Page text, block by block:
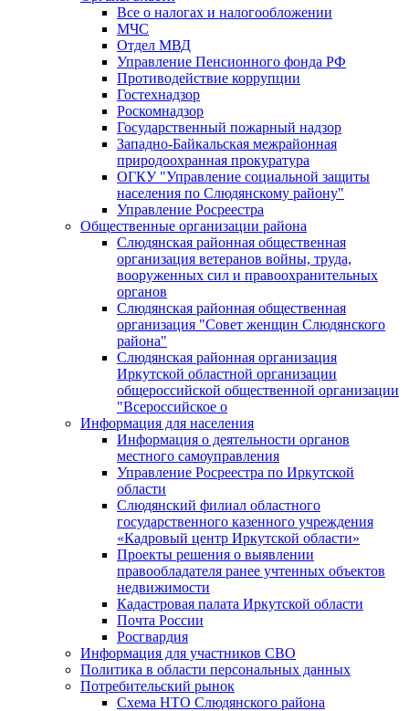
Все о налогах и налогообложении
МЧС
Отдел МВД
Управление Пенсионного фонда РФ
Противодействие коррупции
Гостехнадзор
Роскомнадзор
Государственный пожарный надзор
Западно-Байкальская межрайонная
природоохранная прокуратура
ОГКУ "Управление социальной защиты
населения по Слюдянскому району"
Управление Росреестра
Общественные организации района
Слюдянская районная общественная
организация ветеранов войны, труда,
вооруженных сил и правоохранительных
органов
Слюдянская районная общественная
организация "Совет женщин Слюдянского
района"
Слюдянская районная организация
Иркутской областной организации
общероссийской общественной организации
"Всероссийское о
Информация для населения
Информация о деятельности органов
местного самоуправления
Управление Росреестра по Иркутской
области
Слюдянский филиал областного
государственного казенного учреждения
«Кадровый центр Иркутской области»
Проекты решения о выявлении
правообладателя ранее учтенных объектов
недвижимости
Кадастровая палата Иркутской области
Почта России
Росгвардия
Информация для участников СВО
Политика в области персональных данных
Потребительский рынок
Схема НТО Слюдянского района